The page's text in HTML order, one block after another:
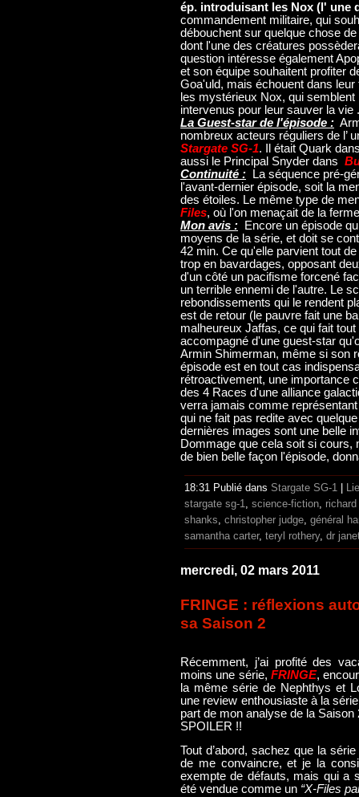
ép. introduisant les Nox (l' une
commandement militaire, qui
débouchent sur quelque chose
dont l'une des créatures
question intéresse également
et son équipe souhaitent profiter
Goa'uld, mais échouent dans
les mystérieux Nox, qui
intervenus pour leur sauver la vie
La Guest-star de l'épisode :
nombreux acteurs réguliers de l’
Stargate SG-1. Il était Quark
aussi le Principal Snyder dans
Continuité : La séquence pré-
l'avant-dernier épisode, soit la
des étoiles. Le même type de
Files, où l'on menaçait de la
Mon avis : Encore un épisode
moyens de la série, et doit se
42 min. Ce qu'elle parvient tout
trop en bavardages, opposant
d'un côté un pacifisme forcené
un terrible ennemi de l'autre. Le
rebondissements qui le rendent
est de retour (le pauvre fait une
malheureux Jaffas, ce qui fait
accompagné d'une guest-star
Armin Shimerman, même si son
épisode est en tout cas
rétroactivement, une importance
des 4 Races d'une alliance
verra jamais comme
qui ne fait pas redite avec
dernières images sont une belle
Dommage que cela soit si
de bien belle façon l'épisode,
18:31 Publié dans Stargate SG-1
stargate sg-1, science-fiction,
shanks, christopher judge, général
samantha carter, teryl rothery, dr
mercredi, 02 mars 2011
FRINGE : réflexions
sa Saison 2
Récemment, j’ai profité des
moins une série, FRINGE,
la même série de Nephthys et
une review enthousiaste à la
part de mon analyse de la
SPOILER !!
Tout d’abord, sachez que la
de me convaincre, et je la
exempte de défauts, mais qui a
été vendue comme un “X-Files